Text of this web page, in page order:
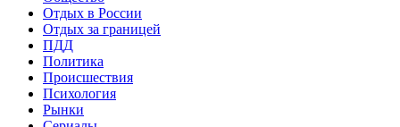
Отдых в России
Отдых за границей
ПДД
Политика
Происшествия
Психология
Рынки